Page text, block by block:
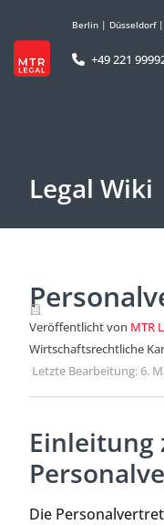
Berlin | Düsseldorf|
+49 221
Legal Wiki
Veröffentlicht von MTR
Wirtschaftsrechtliche
·Letzte Bearbeitung: 6.
Einleitung
Die